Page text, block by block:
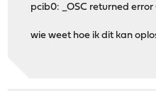
pcib0: _OSC returned error
wie weet hoe ik dit kan